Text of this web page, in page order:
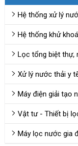
Hệ thống xử lý
Hệ thống khử
Lọc tổng biệt thự,
Xử lý nước thải y
Máy điện giải tạo
Vật tư - Thiết bị
Máy lọc nước gia